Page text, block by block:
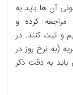
آن ها باید به
مراجعه کرده و
و ثبت کنند. در
(به نرخ روز در
به دقت ذکر